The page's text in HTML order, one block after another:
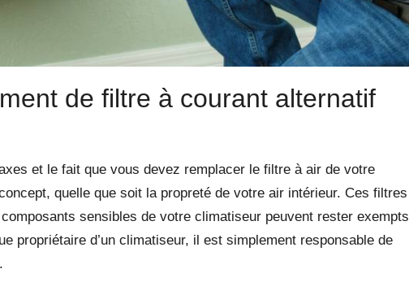
de filtre à courant alternatif
et le fait que vous devez remplacer le filtre à air de votre
quelle que soit la propreté de votre air intérieur. Ces filtres
sensibles de votre climatiseur peuvent rester exempts
propriétaire d’un climatiseur, il est simplement responsable de